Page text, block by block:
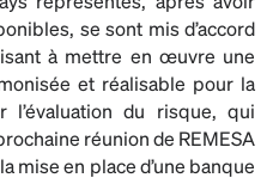
se sont mis d’accord
à mettre en œuvre une
et réalisable pour la
l’évaluation du risque, qui
réunion de REMESA
mise en place d’une banque